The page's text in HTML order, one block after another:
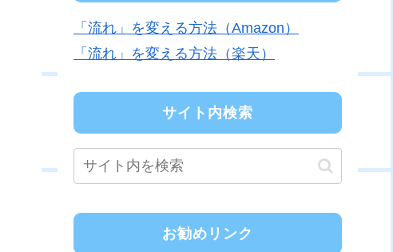
「流れ」を変える方法（Amazon）
「流れ」を変える方法（楽天）
サイト内検索
お勧めリンク